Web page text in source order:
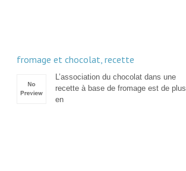
fromage et chocolat, recette
L’association du chocolat dans une
recette à base de fromage est de plus
en